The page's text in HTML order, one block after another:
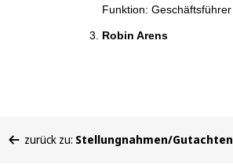
Funktion: Geschäftsführer
Robin Arens
befinden
zurück zu: Stellungnahmen/Gutachten